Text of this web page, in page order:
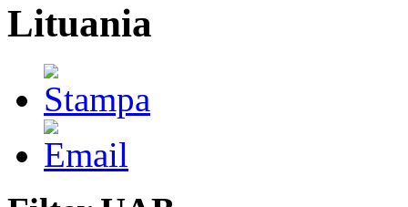
Lituania